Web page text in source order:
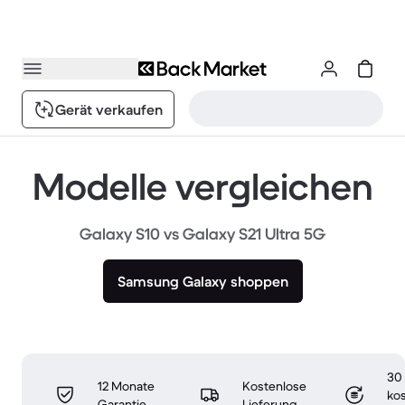
Gerät verkaufen
Modelle vergleichen
Galaxy S10 vs Galaxy S21 Ultra 5G
Samsung Galaxy shoppen
12 Monate
Kostenlose
30